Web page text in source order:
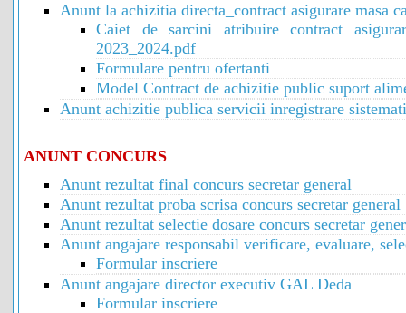
Anunt la achizitia directa_contract asigurare masa
Caiet de sarcini atribuire contract
2023_2024.pdf
Formulare pentru ofertanti
Model Contract de achizitie public suport
Anunt achizitie publica servicii inregistrare
ANUNT CONCURS
Anunt rezultat final concurs secretar general
Anunt rezultat proba scrisa concurs secretar general
Anunt rezultat selectie dosare concurs secretar
Anunt angajare responsabil verificare, evaluare,
Formular inscriere
Anunt angajare director executiv GAL Deda
Formular inscriere